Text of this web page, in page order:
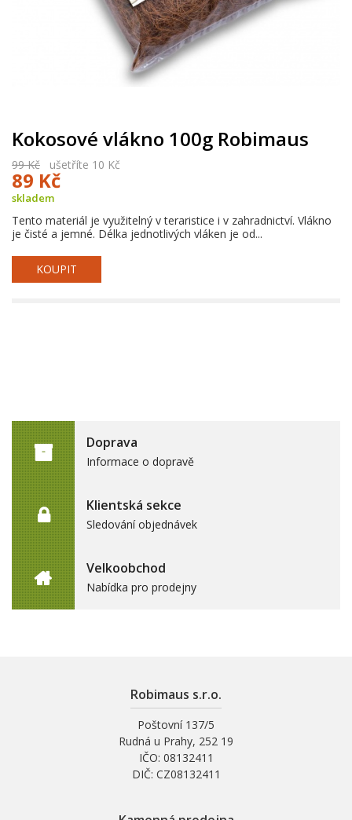
Kokosové vlákno 100g Robimaus
99 Kč ušetříte 10 Kč
89 Kč
skladem
Tento materiál je využitelný v teraristice i v zahradnictví. Vlákno
je čisté a jemné. Délka jednotlivých vláken je od...
KOUPIT
Doprava
Informace o dopravě
Klientská sekce
Sledování objednávek
Velkoobchod
Nabídka pro prodejny
Robimaus s.r.o.
Poštovní 137/5
Rudná u Prahy, 252 19
IČO: 08132411
DIČ: CZ08132411